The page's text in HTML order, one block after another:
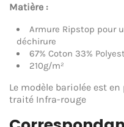
Matière :
Armure Ripstop pour
déchirure
67% Coton 33%
210g/m²
Le modèle bariolée est
traité Infra-rouge